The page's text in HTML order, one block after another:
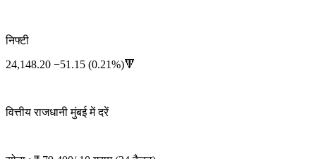
निफ्टी
24,148.20 −51.15 (0.21%)🔻
वित्तीय राजधानी मुंबई में दरें